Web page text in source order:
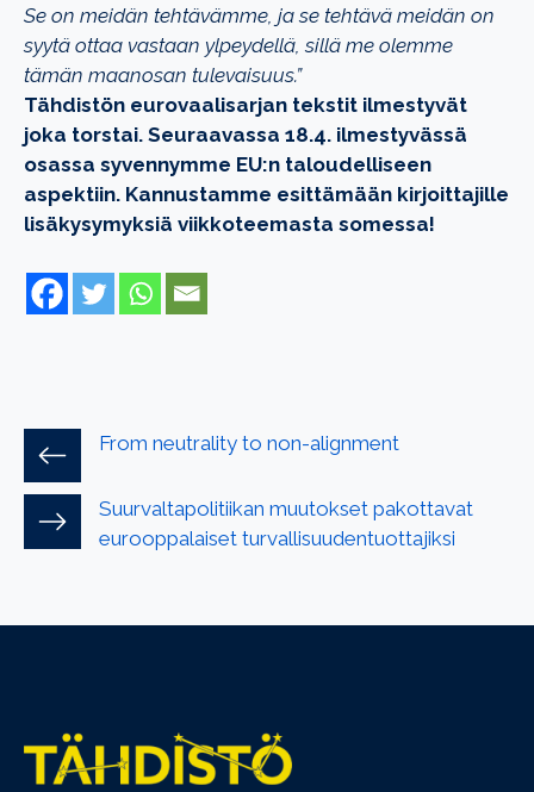
Se on meidän tehtävämme, ja se tehtävä meidän on
syytä ottaa vastaan ylpeydellä, sillä me olemme
tämän maanosan tulevaisuus.”
Tähdistön eurovaalisarjan tekstit ilmestyvät
joka torstai. Seuraavassa 18.4. ilmestyvässä
osassa syvennymme EU:n taloudelliseen
aspektiin. Kannustamme esittämään kirjoittajille
lisäkysymyksiä viikkoteemasta somessa!
From neutrality to non-alignment
Suurvaltapolitiikan muutokset pakottavat
eurooppalaiset turvallisuudentuottajiksi